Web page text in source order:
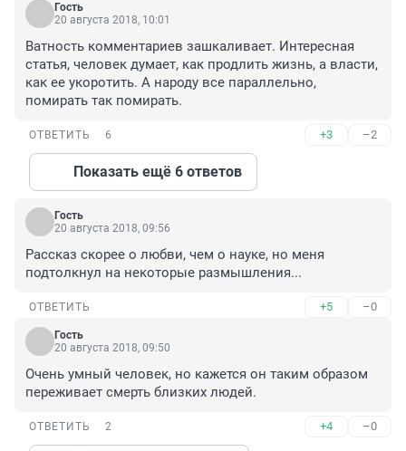
Гость
20 августа 2018, 10:01
Ватность комментариев зашкаливает. Интересная
статья, человек думает, как продлить жизнь, а власти,
как ее укоротить. А народу все параллельно,
помирать так помирать.
ОТВЕТИТЬ 6 +3 –2
Показать ещё 6 ответов
Гость
20 августа 2018, 09:56
Рассказ скорее о любви, чем о науке, но меня
подтолкнул на некоторые размышления...
ОТВЕТИТЬ +5 –0
Гость
20 августа 2018, 09:50
Очень умный человек, но кажется он таким образом
переживает смерть близких людей.
ОТВЕТИТЬ 2 +4 –0